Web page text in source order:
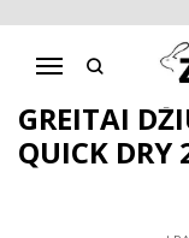
Navigacija
Pagrindinis
Greitai džiūstantys
GREITAI
QUICK